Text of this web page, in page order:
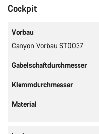
Cockpit
Vorbau
Canyon Vorbau ST0037
Gabelschaftdurchmesser
Klemmdurchmesser
Material